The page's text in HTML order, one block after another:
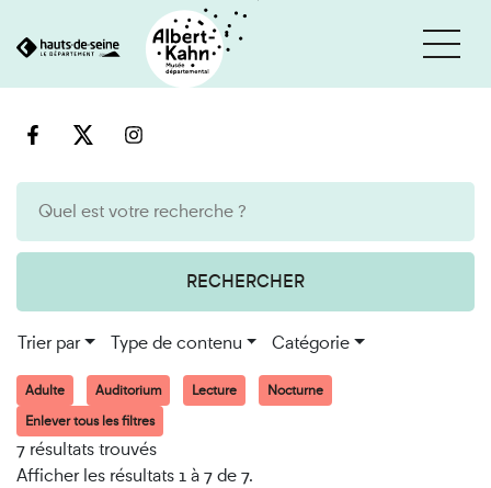
au
RECHERCHER
Trier par Type de contenu Catégorie
Adulte Auditorium Lecture
Nocturne
Enlever tous les filtres
7 résultats trouvés
Afficher les résultats 1 à 7 de 7.
Cookies et traceurs utilisés sur ce site